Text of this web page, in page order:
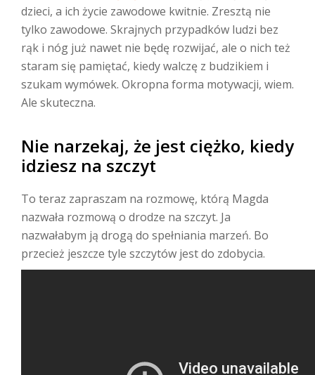
dzieci, a ich życie zawodowe kwitnie. Zresztą nie
tylko zawodowe. Skrajnych przypadków ludzi bez
rąk i nóg już nawet nie będę rozwijać, ale o nich też
staram się pamiętać, kiedy walczę z budzikiem i
szukam wymówek. Okropna forma motywacji, wiem.
Ale skuteczna.
Nie narzekaj, że jest ciężko, kiedy
idziesz na szczyt
To teraz zapraszam na rozmowę, którą Magda
nazwała rozmową o drodze na szczyt. Ja
nazwałabym ją drogą do spełniania marzeń. Bo
przecież jeszcze tyle szczytów jest do zdobycia.